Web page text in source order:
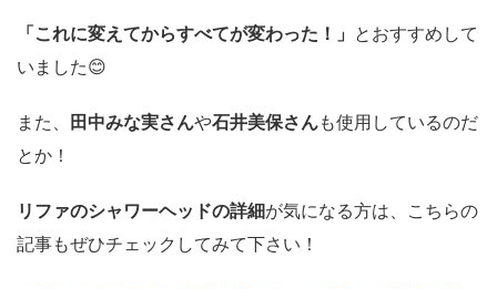
「これに変えてからすべてが変わった！」 とおすすめして
いました😊
また、 田中みな実さんや石井美保さんも使用しているのだ
とか！
リファのシャワーヘッドの詳細が気になる方は、こちらの
記事もぜひチェックしてみて下さい！